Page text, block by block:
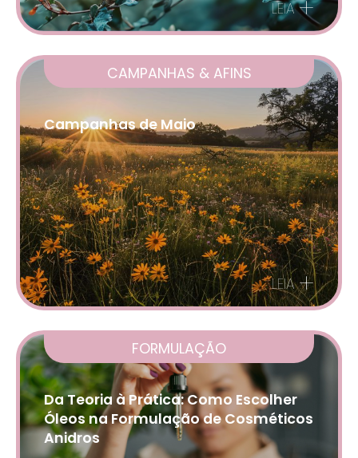
LEIA +
CAMPANHAS & AFINS
Campanhas de Maio
LEIA +
FORMULAÇÃO
Da Teoria à Prática: Como Escolher
Óleos na Formulação de Cosméticos
Anidros